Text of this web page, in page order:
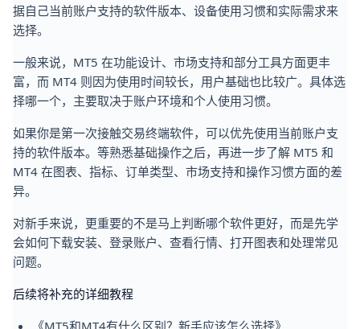
据自己当前账户支持的软件版本、设备使用习惯和实际需求来
选择。
一般来说，MT5 在功能设计、市场支持和部分工具方面更丰
富，而 MT4 则因为使用时间较长，用户基础也比较广。具体选
择哪一个，主要取决于账户环境和个人使用习惯。
如果你是第一次接触交易终端软件，可以优先使用当前账户支
持的软件版本。等熟悉基础操作之后，再进一步了解 MT5 和
MT4 在图表、指标、订单类型、市场支持和操作习惯方面的差
异。
对新手来说，更重要的不是马上判断哪个软件更好，而是先学
会如何下载安装、登录账户、查看行情、打开图表和处理常见
问题。
后续将补充的详细教程
《MT5和MT4有什么区别？新手应该怎么选择》